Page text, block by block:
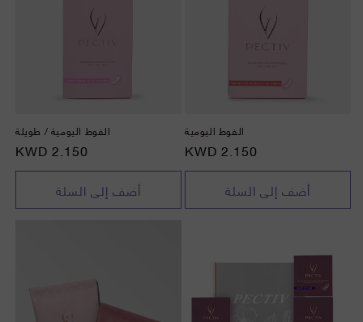
الفوط اليومية
السعر
2.150 KWD
أضف إلى السلة
الفوط اليومية / طويلة
السعر
2.150 KWD
أضف إلى السلة